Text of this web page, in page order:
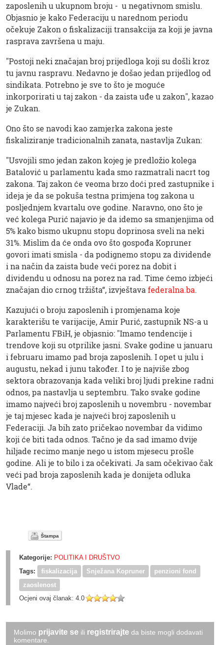
zaposlenih u ukupnom broju - u negativnom smislu.
Objasnio je kako Federaciju u narednom periodu
očekuje Zakon o fiskalizaciji transakcija za koji je javna
rasprava završena u maju.
"Postoji neki značajan broj prijedloga koji su došli kroz
tu javnu raspravu. Nedavno je došao jedan prijedlog od
sindikata. Potrebno je sve to što je moguće
inkorporirati u taj zakon - da zaista uđe u zakon", kazao
je Zukan.
Ono što se navodi kao zamjerka zakona jeste
fiskaliziranje tradicionalnih zanata, nastavlja Zukan:
"Usvojili smo jedan zakon kojeg je predložio kolega
Batalović u parlamentu kada smo razmatrali nacrt tog
zakona. Taj zakon će veoma brzo doći pred zastupnike i
ideja je da se pokuša testna primjena tog zakona u
posljednjem kvartalu ove godine. Naravno, ono što je
već kolega Purić najavio je da idemo sa smanjenjima od
5% kako bismo ukupnu stopu doprinosa sveli na neki
31%. Mislim da će onda ovo što gospođa Kopruner
govori imati smisla - da podignemo stopu za dividende
i na način da zaista bude veći porez na dobit i
dividendu u odnosu na porez na rad. Time ćemo izbjeći
značajan dio crnog tržišta“, izvještavafederalna.ba.
Kazujući o broju zaposlenih i promjenama koje
karakterišu te varijacije, Amir Purić, zastupnik NS-a u
Parlamentu FBiH, je objasnio: "Imamo tendencije i
trendove koji su otprilike jasni. Svake godine u januaru
i februaru imamo pad broja zaposlenih. I opet u julu i
augustu, nekad i junu također. I to je najviše zbog
sektora obrazovanja kada veliki broj ljudi prekine radni
odnos, pa nastavlja u septembru. Tako svake godine
imamo najveći broj zaposlenih u novembru - novembar
je taj mjesec kada je najveći broj zaposlenih u
Federaciji. Ja bih zato pričekao novembar da vidimo
koji će biti tada odnos. Tačno je da sad imamo dvije
hiljade recimo manje nego u istom mjesecu prošle
godine. Ali je to bilo i za očekivati. Ja sam očekivao čak
veći pad broja zaposlenih kada je donijeta odluka
Vlade“.
Štampa
Kategorije: POLITIKA I DRUŠTVO
Tags:
fiskalizacija Snježana Kopruner
penzioni fond
zaoslenost
Ocjeni ovaj članak: 4.0
Molimo prijavite se ili registrirajte da biste mogli dodavati
komentare.